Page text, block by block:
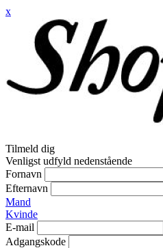
x
Tilmeld dig
Venligst udfyld nedenstående
Fornavn
Efternavn
Mand
Kvinde
E-mail
Adgangskode